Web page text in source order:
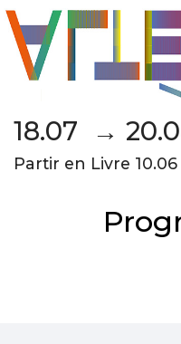
18.07 →
Partir en Livre